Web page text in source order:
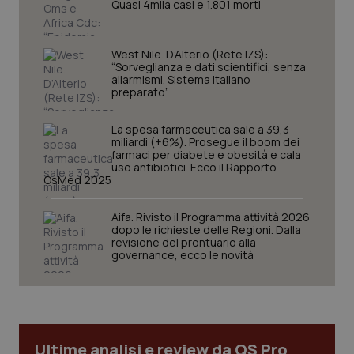
Quasi 4mila casi e 1.801 morti
West Nile. D’Alterio (Rete IZS):
“Sorveglianza e dati scientifici, senza
allarmismi. Sistema italiano
preparato”
La spesa farmaceutica sale a 39,3
miliardi (+6%). Prosegue il boom dei
farmaci per diabete e obesità e cala
uso antibiotici. Ecco il Rapporto
OsMed 2025
Aifa. Rivisto il Programma attività 2026
dopo le richieste delle Regioni. Dalla
revisione del prontuario alla
governance, ecco le novità
Ultime analisi e review da QS Pro
CookieScriptConsent